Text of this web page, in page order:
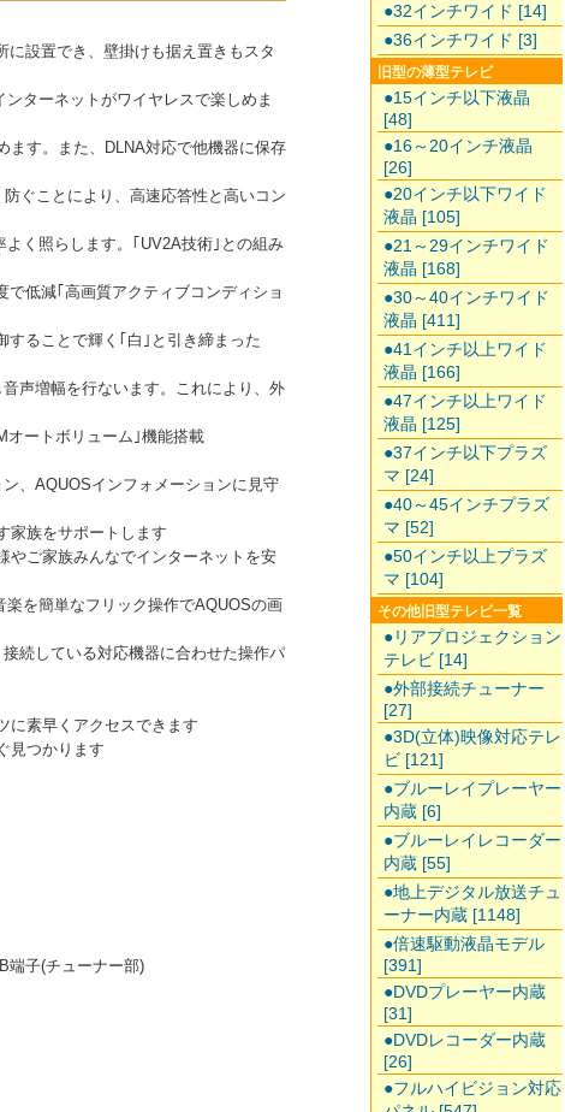
設置でき、壁掛けも据え置きもスタ
ターネットがワイヤレスで楽しめま
ます。また、DLNA対応で他機器に保存
ぐことにより、高速応答性と高いコン
く照らします。｢UV2A技術｣との組み
低減｢高画質アクティブコンディショ
することで輝く｢白｣と引き締まった
声増幅を行ないます。これにより、外
オートボリューム｣機能搭載
、AQUOSインフォメーションに見守
家族をサポートします
やご家族みんなでインターネットを安
を簡単なフリック操作でAQUOSの画
続している対応機器に合わせた操作パ
に素早くアクセスできます
見つかります
端子(チューナー部)
●32インチワイド [14]
●36インチワイド [3]
旧型の薄型テレビ
●15インチ以下液晶
[48]
●16～20インチ液晶
[26]
●20インチ以下ワイド
液晶 [105]
●21～29インチワイド
液晶 [168]
●30～40インチワイド
液晶 [411]
●41インチ以上ワイド
液晶 [166]
●47インチ以上ワイド
液晶 [125]
●37インチ以下プラズ
マ [24]
●40～45インチプラズ
マ [52]
●50インチ以上プラズ
マ [104]
その他旧型テレビ一覧
●リアプロジェクション
テレビ [14]
●外部接続チューナー
[27]
●3D(立体)映像対応テレ
ビ [121]
●ブルーレイプレーヤー
内蔵 [6]
●ブルーレイレコーダー
内蔵 [55]
●地上デジタル放送チュ
ーナー内蔵 [1148]
●倍速駆動液晶モデル
[391]
●DVDプレーヤー内蔵
[31]
●DVDレコーダー内蔵
[26]
●フルハイビジョン対応